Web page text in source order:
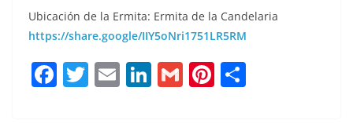
Ubicación de la Ermita: Ermita de la Candelaria
https://share.google/IIY5oNri1751LR5RM
F T E Li G Pi